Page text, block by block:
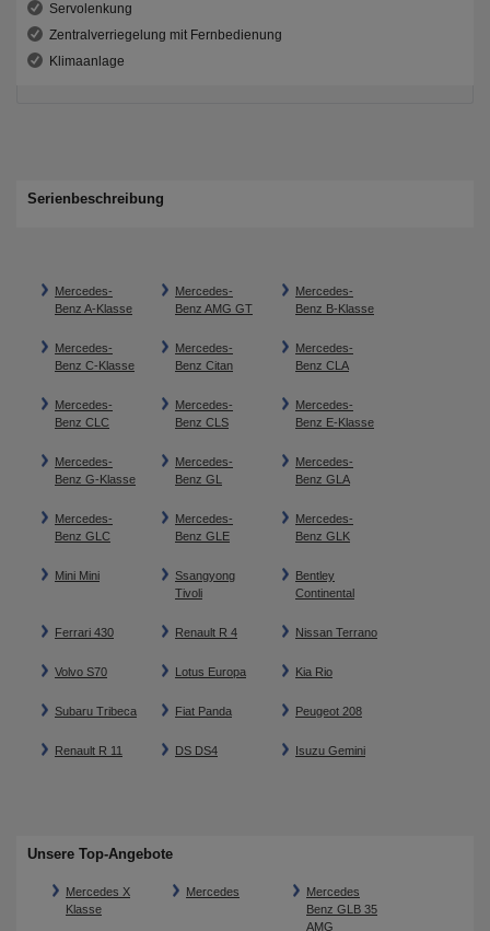
Servolenkung
Zentralverriegelung mit Fernbedienung
Klimaanlage
Serienbeschreibung
Mercedes-
Benz A-Klasse
Mercedes-
Benz AMG GT
Mercedes-
Benz B-Klasse
Mercedes-
Benz C-Klasse
Mercedes-
Benz Citan
Mercedes-
Benz CLA
Mercedes-
Benz CLC
Mercedes-
Benz CLS
Mercedes-
Benz E-Klasse
Mercedes-
Benz G-Klasse
Mercedes-
Benz GL
Mercedes-
Benz GLA
Mercedes-
Benz GLC
Mercedes-
Benz GLE
Mercedes-
Benz GLK
Mini Mini
Ssangyong
Tivoli
Bentley
Continental
Ferrari 430 Renault R 4 Nissan Terrano
Volvo S70 Lotus Europa Kia Rio
Subaru Tribeca Fiat Panda Peugeot 208
Renault R 11 DS DS4 Isuzu Gemini
Unsere Top-Angebote
Mercedes X
Klasse
Mercedes
Mercedes
Benz GLB 35
AMG